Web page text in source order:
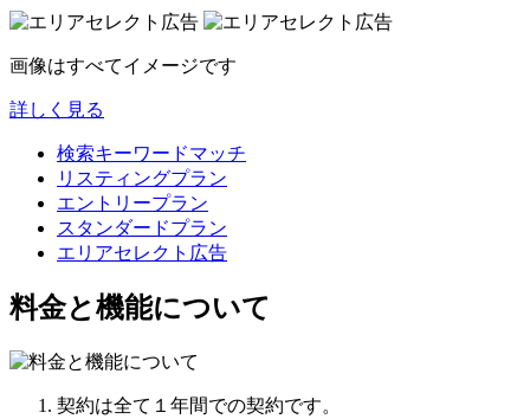
画像はすべてイメージです
詳しく見る
検索キーワードマッチ
リスティングプラン
エントリープラン
スタンダードプラン
エリアセレクト広告
料金と機能について
契約は全て１年間での契約です。